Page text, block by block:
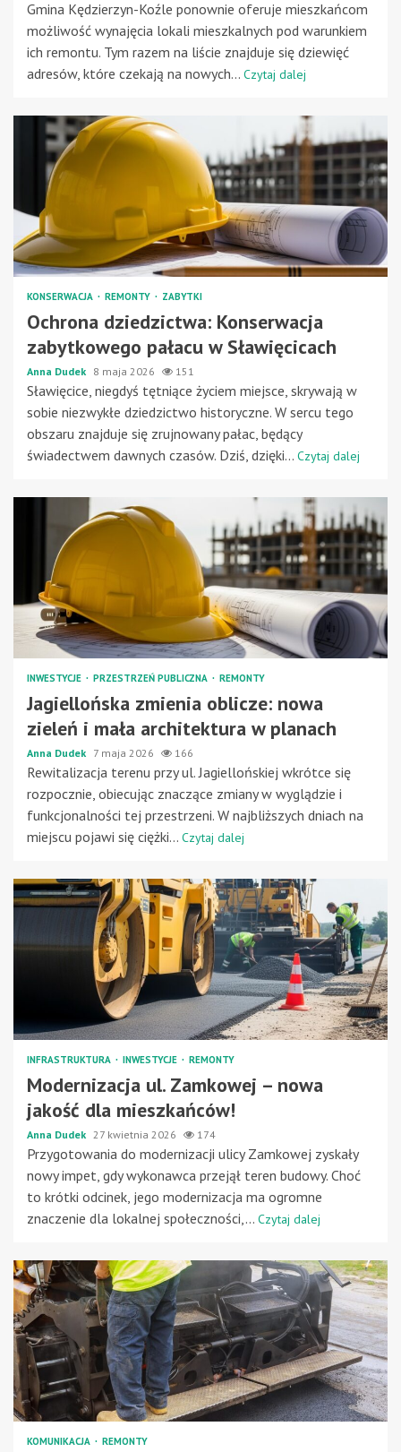
Gmina Kędzierzyn-Koźle ponownie oferuje mieszkańcom
możliwość wynajęcia lokali mieszkalnych pod warunkiem
ich remontu. Tym razem na liście znajduje się dziewięć
adresów, które czekają na nowych... Czytaj dalej
KONSERWACJA REMONTY ZABYTKI
Ochrona dziedzictwa: Konserwacja
zabytkowego pałacu w Sławięcicach
Anna Dudek 8 maja 2026 151
Sławięcice, niegdyś tętniące życiem miejsce, skrywają w
sobie niezwykłe dziedzictwo historyczne. W sercu tego
obszaru znajduje się zrujnowany pałac, będący
świadectwem dawnych czasów. Dziś, dzięki... Czytaj dalej
INWESTYCJE PRZESTRZEŃ PUBLICZNA REMONTY
Jagiellońska zmienia oblicze: nowa
zieleń i mała architektura w planach
Anna Dudek 7 maja 2026 166
Rewitalizacja terenu przy ul. Jagiellońskiej wkrótce się
rozpocznie, obiecując znaczące zmiany w wyglądzie i
funkcjonalności tej przestrzeni. W najbliższych dniach na
miejscu pojawi się ciężki... Czytaj dalej
INFRASTRUKTURA INWESTYCJE REMONTY
Modernizacja ul. Zamkowej – nowa
jakość dla mieszkańców!
Anna Dudek 27 kwietnia 2026 174
Przygotowania do modernizacji ulicy Zamkowej zyskały
nowy impet, gdy wykonawca przejął teren budowy. Choć
to krótki odcinek, jego modernizacja ma ogromne
znaczenie dla lokalnej społeczności,... Czytaj dalej
KOMUNIKACJA REMONTY